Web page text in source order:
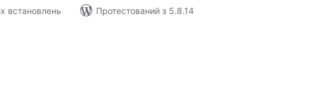
встановлень
Протестований з 5.8.14